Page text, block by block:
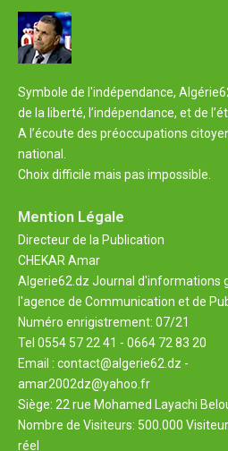
Symbole de l'indépendance,
de la liberté, l’indépendance, et de
A l’écoute des préoccupations
national.
Choix difficile mais pas impossible.
Mention Légale
Directeur de la Publication
CHEKAR Amar
Algerie62.dz Journal d'informations
l'agence de Communication et de
Numéro enrigistrement: 07/21
Tel 0554 57 22 41 - 0664 72 83 20
Email : contact@algerie62.dz -
amar2002dz@yahoo.fr
Siège: 22 rue Mohamed Layachi
Nombre de Visiteurs: 500.000
réel